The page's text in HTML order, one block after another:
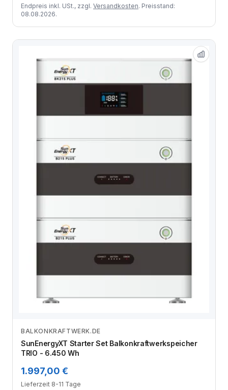
Endpreis inkl. USt., zzgl. Versandkosten. Preisstand:
08.08.2026.
Zum Angebot
BALKONKRAFTWERK.DE
SunEnergyXT Starter Set Balkonkraftwerkspeicher
TRIO - 6.450 Wh
1.997,00 €
Lieferzeit 8-11 Tage